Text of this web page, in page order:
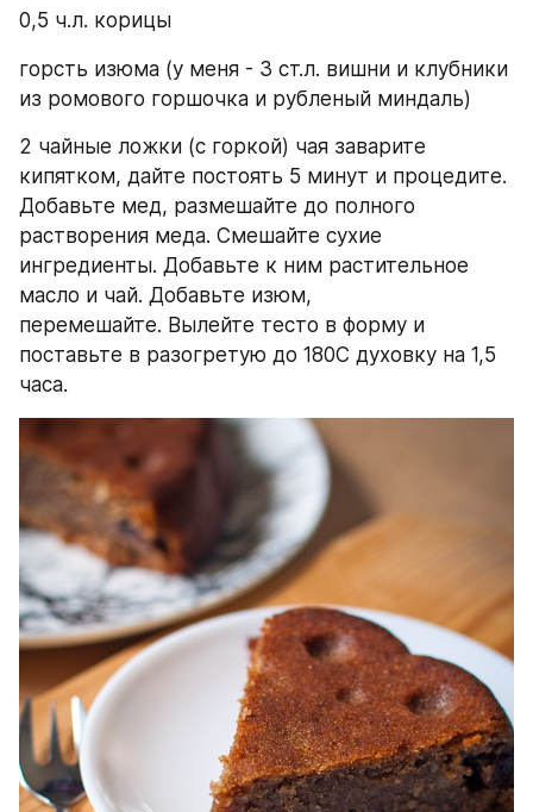
0,5 ч.л. корицы
горсть изюма (у меня - 3 ст.л. вишни и клубники
из ромового горшочка и рубленый миндаль)
2 чайные ложки (с горкой) чая заварите
кипятком, дайте постоять 5 минут и процедите.
Добавьте мед, размешайте до полного
растворения меда. Смешайте сухие
ингредиенты. Добавьте к ним растительное
масло и чай. Добавьте изюм,
перемешайте. Вылейте тесто в форму и
поставьте в разогретую до 180С духовку на 1,5
часа.